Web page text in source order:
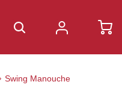
Swing Manouche